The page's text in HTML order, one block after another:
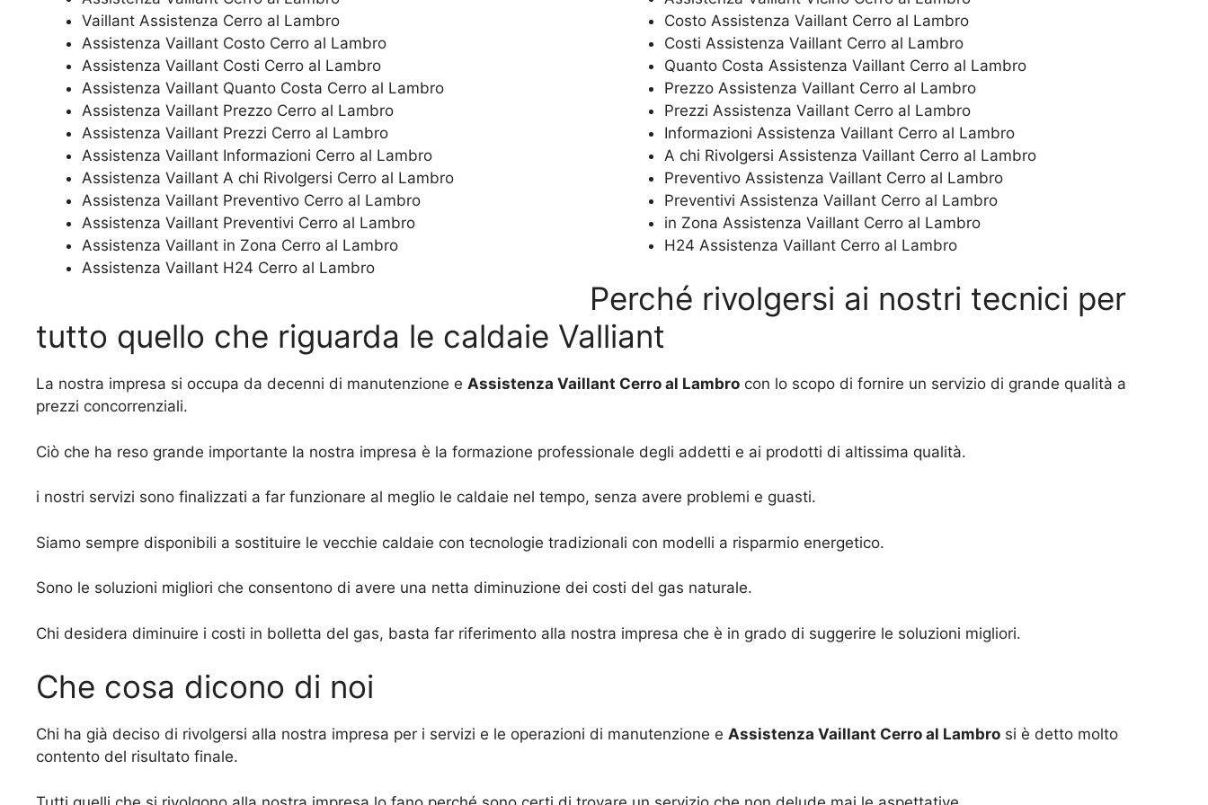
Vaillant Assistenza Cerro al Lambro
Assistenza Vaillant Costo Cerro al Lambro
Assistenza Vaillant Costi Cerro al Lambro
Assistenza Vaillant Quanto Costa Cerro al Lambro
Assistenza Vaillant Prezzo Cerro al Lambro
Assistenza Vaillant Prezzi Cerro al Lambro
Assistenza Vaillant Informazioni Cerro al Lambro
Assistenza Vaillant A chi Rivolgersi Cerro al Lambro
Assistenza Vaillant Preventivo Cerro al Lambro
Assistenza Vaillant Preventivi Cerro al Lambro
Assistenza Vaillant in Zona Cerro al Lambro
Assistenza Vaillant H24 Cerro al Lambro
Costo Assistenza Vaillant Cerro al Lambro
Costi Assistenza Vaillant Cerro al Lambro
Quanto Costa Assistenza Vaillant Cerro al Lambro
Prezzo Assistenza Vaillant Cerro al Lambro
Prezzi Assistenza Vaillant Cerro al Lambro
Informazioni Assistenza Vaillant Cerro al Lambro
A chi Rivolgersi Assistenza Vaillant Cerro al Lambro
Preventivo Assistenza Vaillant Cerro al Lambro
Preventivi Assistenza Vaillant Cerro al Lambro
in Zona Assistenza Vaillant Cerro al Lambro
H24 Assistenza Vaillant Cerro al Lambro
Perché rivolgersi ai nostri tecnici per
tutto quello che riguarda le caldaie Valliant
La nostra impresa si occupa da decenni di manutenzione e Assistenza Vaillant Cerro al Lambro con lo scopo di fornire un servizio di grande qualità a
prezzi concorrenziali.
Ciò che ha reso grande importante la nostra impresa è la formazione professionale degli addetti e ai prodotti di altissima qualità.
i nostri servizi sono finalizzati a far funzionare al meglio le caldaie nel tempo, senza avere problemi e guasti.
Siamo sempre disponibili a sostituire le vecchie caldaie con tecnologie tradizionali con modelli a risparmio energetico.
Sono le soluzioni migliori che consentono di avere una netta diminuzione dei costi del gas naturale.
Chi desidera diminuire i costi in bolletta del gas, basta far riferimento alla nostra impresa che è in grado di suggerire le soluzioni migliori.
Che cosa dicono di noi
Chi ha già deciso di rivolgersi alla nostra impresa per i servizi e le operazioni di manutenzione e Assistenza Vaillant Cerro al Lambro si è detto molto
contento del risultato finale.